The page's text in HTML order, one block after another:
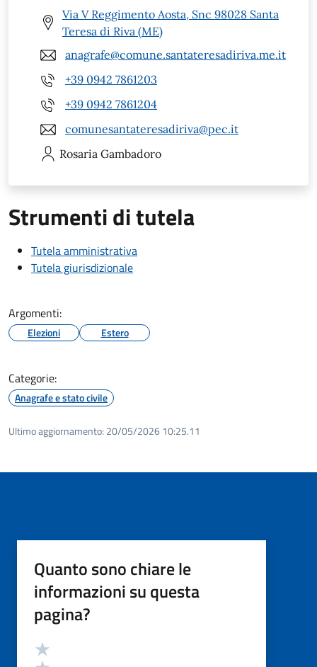
Via V Reggimento Aosta, Snc 98028 Santa
Teresa di Riva (ME)
anagrafe@comune.santateresadiriva.me.it
+39 0942 7861203
+39 0942 7861204
comunesantateresadiriva@pec.it
Rosaria Gambadoro
Strumenti di tutela
Tutela amministrativa
Tutela giurisdizionale
Argomenti:
Elezioni Estero
Categorie:
Anagrafe e stato civile
Ultimo aggiornamento: 20/05/2026 10:25.11
Quanto sono chiare le
informazioni su questa
pagina?
Valutazione